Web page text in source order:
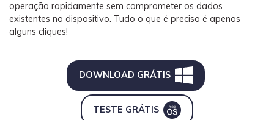
operação rapidamente sem comprometer os dados
existentes no dispositivo. Tudo o que é preciso é apenas
alguns cliques!
DOWNLOAD GRÁTIS
TESTE GRÁTIS